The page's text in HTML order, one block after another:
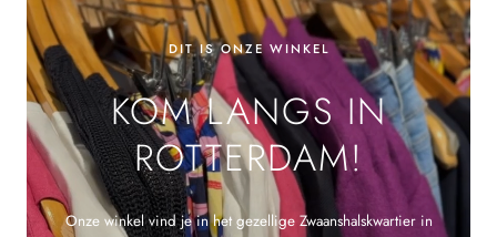
DIT IS ONZE WINKEL
KOM LANGS IN
ROTTERDAM!
Onze winkel vind je in het gezellige Zwaanshalskwartier in